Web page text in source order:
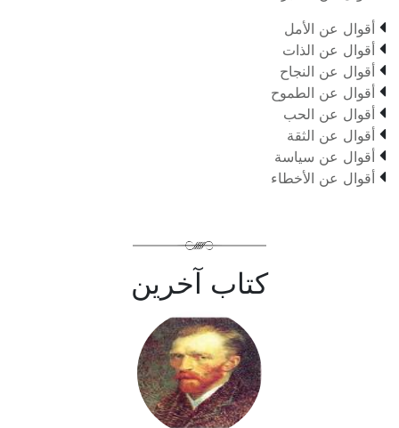
 أقوال عن الأمل
 أقوال عن الذات
 أقوال عن النجاح
 أقوال عن الطموح
 أقوال عن الحب
 أقوال عن الثقة
 أقوال عن سياسة
 أقوال عن الأخطاء
كتاب آخرين